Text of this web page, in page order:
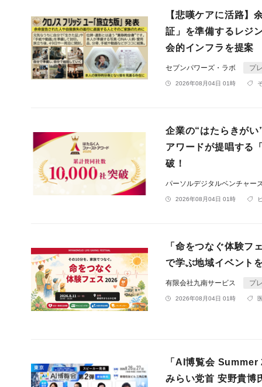
【悲嘆ケアに活路】
証」を準備するレジ
会的インフラを提案
セブンパワーズ・ラボ プ
2026年08月04日 01時
企業の“はたらきが
アワードが提唱する
破！
パーソルデジタルベンチャー
2026年08月04日 01時
「命をつなぐ体験フ
で学ぶ地域イベント
有限会社九南サービス プ
2026年08月04日 01時
「AI博覧会
みらい党首 安野貴博